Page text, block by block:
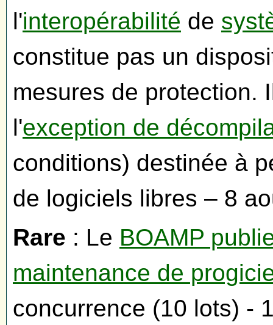
l'interopérabilité de
constitue pas un
mesures de protection.
l'exception de
conditions) destinée à
de logiciels libres – 8
Rare : Le BOAMP
maintenance de
concurrence (10 lots) -